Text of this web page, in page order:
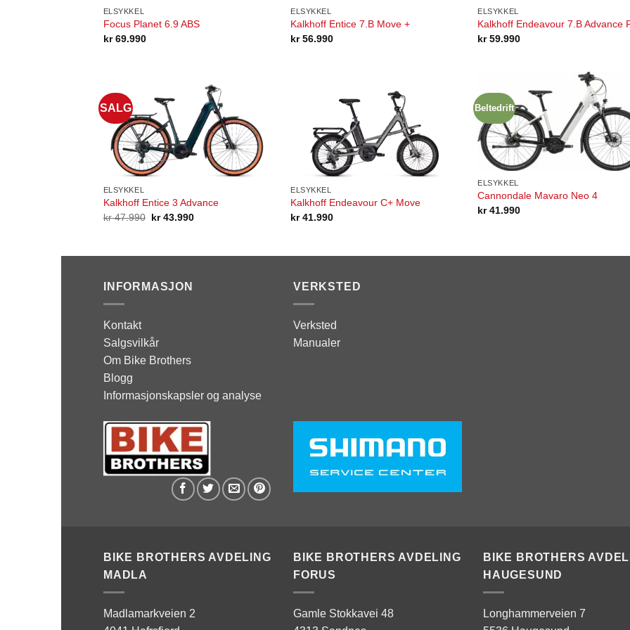
ELSYKKEL
Focus Planet 6.9 ABS
kr69.990
ELSYKKEL
Kalkhoff Entice 7.B Move +
kr56.990
ELSYKKEL
Kalkhoff Endeavour 7.B Advance
kr59.990
SALG
ELSYKKEL
Kalkhoff Entice 3 Advance
kr47.990 Opprinnelig
kr43.990Nåværende
ELSYKKEL
Kalkhoff Endeavour C+ Move
kr41.990
Beltedrift
ELSYKKEL
Cannondale Mavaro Neo 4
kr41.990
INFORMASJON
Kontakt
Salgsvilkår
Om Bike Brothers
Blogg
Informasjonskapsler og analyse
VERKSTED
Verksted
Manualer
BIKE BROTHERS AVDELING
MADLA
Madlamarkveien 2
BIKE BROTHERS AVDELING
FORUS
Gamle Stokkavei 48
BIKE BROTHERS
HAUGESUND
Longhammerveien 7